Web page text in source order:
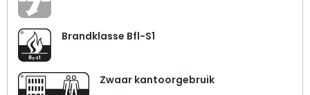
Brandklasse Bfl-S1
Zwaar kantoorgebruik